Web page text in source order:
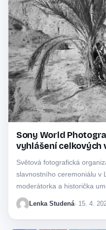
Sony World
vyhlášení celkových
Světová fotografická
slavnostního ceremoniálu v
moderátorka a historička
celkové vítěze prestižní
Lenka Studená· 15. 4.